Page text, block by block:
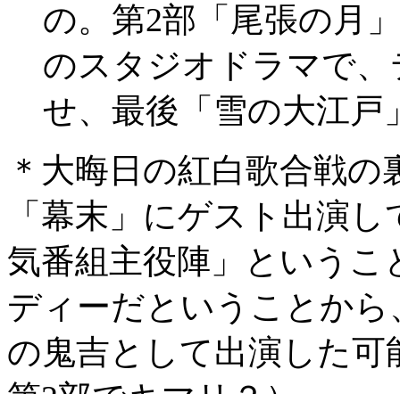
の。第2部「尾張の月
のスタジオドラマで
せ、最後「雪の大江戸
＊大晦日の紅白歌合戦の
「幕末」にゲスト出演
気番組主役陣」というこ
ディーだということか
の鬼吉として出演した